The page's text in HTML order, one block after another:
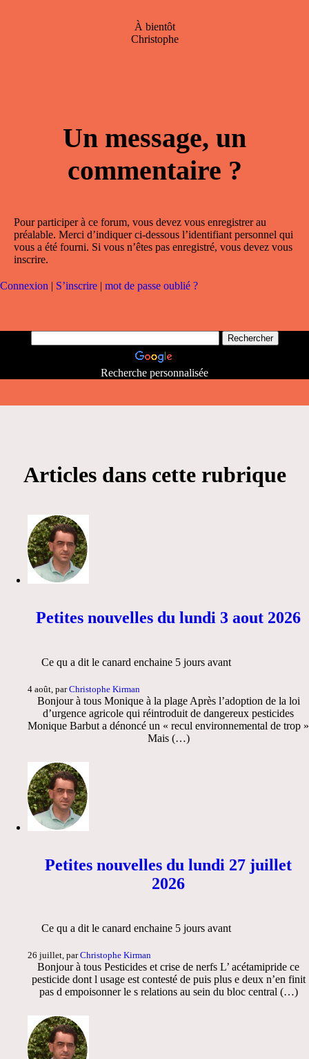
À bientôt
Christophe
Un message, un
commentaire ?
Pour participer à ce forum, vous devez vous enregistrer au
préalable. Merci d’indiquer ci-dessous l’identifiant personnel qui
vous a été fourni. Si vous n’êtes pas enregistré, vous devez vous
inscrire.
Connexion | S’inscrire | mot de passe oublié ?
Recherche personnalisée
Articles dans cette rubrique
Petites nouvelles du lundi 3 aout 2026
Ce qu a dit le canard enchaine 5 jours avant
4 août, parChristophe Kirman
Bonjour à tous Monique à la plage Après l’adoption de la loi
d’urgence agricole qui réintroduit de dangereux pesticides
Monique Barbut a dénoncé un « recul environnemental de trop »
Mais (…)
Petites nouvelles du lundi 27 juillet
2026
Ce qu a dit le canard enchaine 5 jours avant
26 juillet, parChristophe Kirman
Bonjour à tous Pesticides et crise de nerfs L’ acétamipride ce
pesticide dont l usage est contesté de puis plus e deux n’en finit
pas d empoisonner le s relations au sein du bloc central (…)